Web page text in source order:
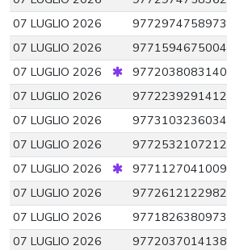
07 LUGLIO 2026
9772974758973
07 LUGLIO 2026
9771594675004
07 LUGLIO 2026
9772038083140
07 LUGLIO 2026
9772239291412
07 LUGLIO 2026
9773103236034
07 LUGLIO 2026
9772532107212
07 LUGLIO 2026
9771127041009
07 LUGLIO 2026
9772612122982
07 LUGLIO 2026
9771826380973
07 LUGLIO 2026
9772037014138